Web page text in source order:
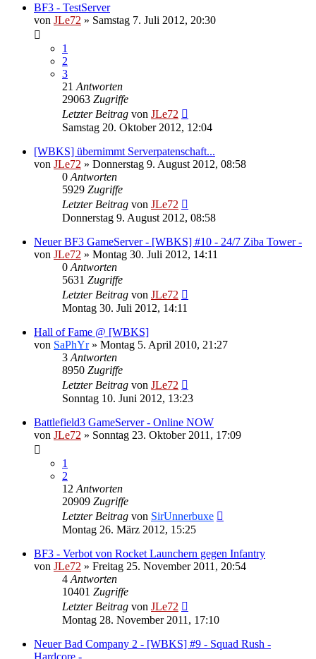
BF3 - TestServer
von JLe72 » Samstag 7. Juli 2012, 20:30
1
2
3
21 Antworten
29063 Zugriffe
Letzter Beitrag von JLe72
Samstag 20. Oktober 2012, 12:04
[WBKS] übernimmt Serverpatenschaft...
von JLe72 » Donnerstag 9. August 2012, 08:58
0 Antworten
5929 Zugriffe
Letzter Beitrag von JLe72
Donnerstag 9. August 2012, 08:58
Neuer BF3 GameServer - [WBKS] #10 - 24/7 Ziba Tower -
von JLe72 » Montag 30. Juli 2012, 14:11
0 Antworten
5631 Zugriffe
Letzter Beitrag von JLe72
Montag 30. Juli 2012, 14:11
Hall of Fame @ [WBKS]
von SaPhYr» Montag 5. April 2010, 21:27
3 Antworten
8950 Zugriffe
Letzter Beitrag von JLe72
Sonntag 10. Juni 2012, 13:23
Battlefield3 GameServer - Online NOW
von JLe72 » Sonntag 23. Oktober 2011, 17:09
1
2
12 Antworten
20909 Zugriffe
Letzter Beitrag von SirUnnerbuxe
Montag 26. März 2012, 15:25
BF3 - Verbot von Rocket Launchern gegen Infantry
von JLe72 » Freitag 25. November 2011, 20:54
4 Antworten
10401 Zugriffe
Letzter Beitrag von JLe72
Montag 28. November 2011, 17:10
Neuer Bad Company 2 - [WBKS] #9 - Squad Rush -
Hardcore -